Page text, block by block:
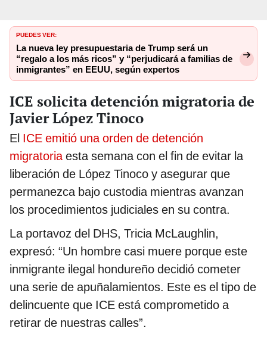
PUEDES VER:
La nueva ley presupuestaria de Trump será un
“regalo a los más ricos” y “perjudicará a familias de
inmigrantes” en EEUU, según expertos
ICE solicita detención migratoria de
Javier López Tinoco
El ICE emitió una orden de detención
migratoriaesta semana con el fin de evitar la
liberación de López Tinoco y asegurar que
permanezca bajo custodia mientras avanzan
los procedimientos judiciales en su contra.
La portavoz del DHS, Tricia McLaughlin,
expresó: “Un hombre casi muere porque este
inmigrante ilegal hondureño decidió cometer
una serie de apuñalamientos. Este es el tipo de
delincuente que ICE está comprometido a
retirar de nuestras calles”.